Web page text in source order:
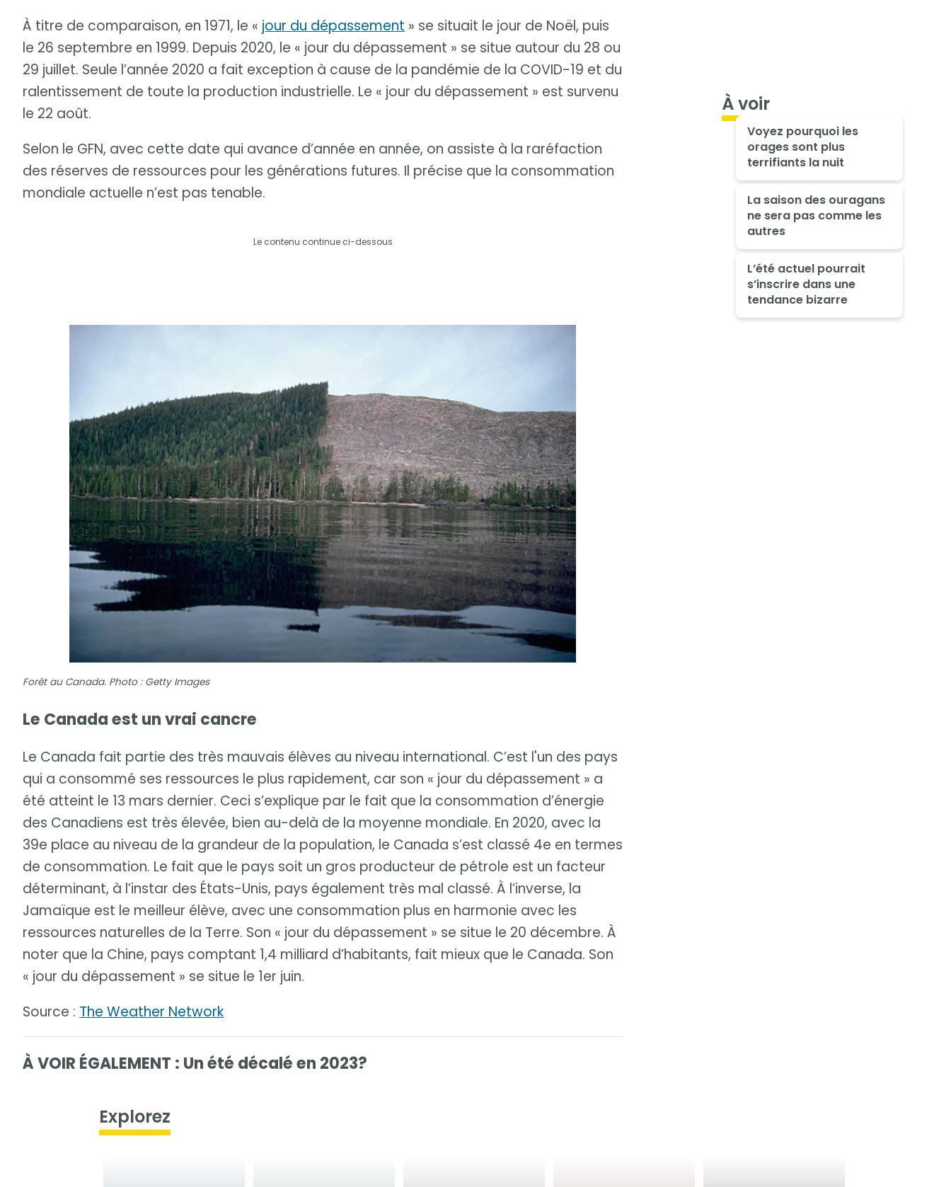
À titre de comparaison, en 1971, le « jour du dépassement » se situait le jour de Noël, puis
le 26 septembre en 1999. Depuis 2020, le « jour du dépassement » se situe autour du 28 ou
29 juillet. Seule l’année 2020 a fait exception à cause de la pandémie de la COVID-19 et du
ralentissement de toute la production industrielle. Le « jour du dépassement » est survenu
le 22 août.
Selon le GFN, avec cette date qui avance d’année en année, on assiste à la raréfaction
des réserves de ressources pour les générations futures. Il précise que la consommation
mondiale actuelle n’est pas tenable.
Le contenu continue ci-dessous
Forêt au Canada. Photo : Getty Images
Le Canada est un vrai cancre
Le Canada fait partie des très mauvais élèves au niveau international. C’est l'un des pays
qui a consommé ses ressources le plus rapidement, car son « jour du dépassement » a
été atteint le 13 mars dernier. Ceci s’explique par le fait que la consommation d’énergie
des Canadiens est très élevée, bien au-delà de la moyenne mondiale. En 2020, avec la
39e place au niveau de la grandeur de la population, le Canada s’est classé 4e en termes
de consommation. Le fait que le pays soit un gros producteur de pétrole est un facteur
déterminant, à l’instar des États-Unis, pays également très mal classé. À l’inverse, la
Jamaïque est le meilleur élève, avec une consommation plus en harmonie avec les
ressources naturelles de la Terre. Son « jour du dépassement » se situe le 20 décembre. À
noter que la Chine, pays comptant 1,4 milliard d’habitants, fait mieux que le Canada. Son
« jour du dépassement » se situe le 1er juin.
Source : The Weather Network
À VOIR ÉGALEMENT : Un été décalé en 2023?
À voir
Voyez pourquoi les
orages sont plus
terrifiants la nuit
La saison des ouragans
ne sera pas comme les
autres
L’été actuel pourrait
s’inscrire dans une
tendance bizarre
Explorez